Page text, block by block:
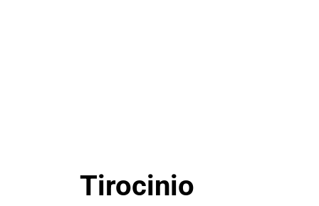
Tirocinio